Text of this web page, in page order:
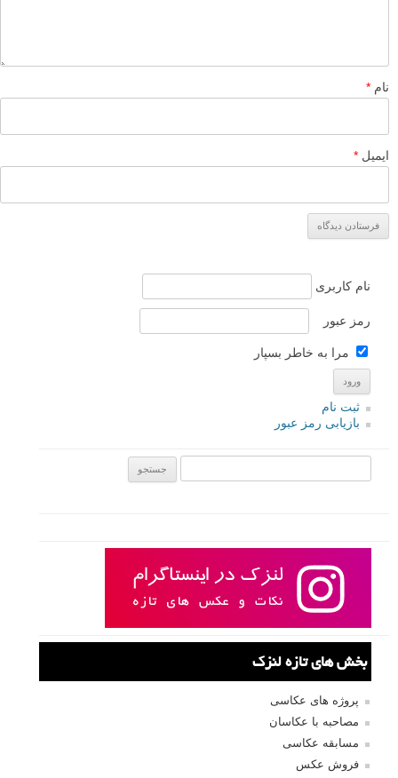
نام *
ایمیل *
نام کاربری
رمز عبور
مرا به خاطر بسپار
ثبت نام
بازیابی رمز عبور
بخش های تازه لنزک
پروژه های عکاسی
مصاحبه با عکاسان
مسابقه عکاسی
فروش عکس